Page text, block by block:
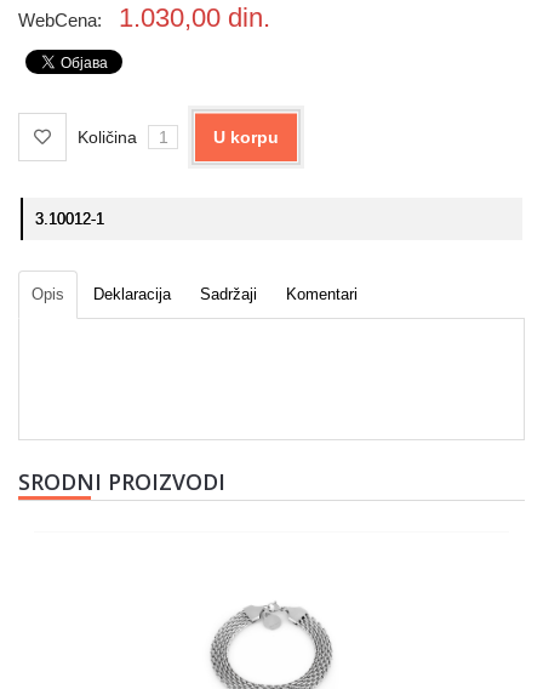
WebCena: 1.030,00 din.
Količina U korpu
3.10012-1
Opis Deklaracija Sadržaji Komentari
SRODNI PROIZVODI